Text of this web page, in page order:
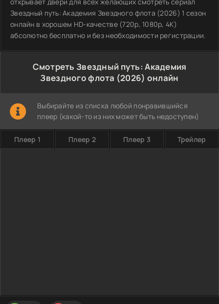
Звездный путь: Академия Звездного флота (2026) 1 сезон
онлайн в хорошем HD-качестве (720p, 1080p, 4K)
абсолютно бесплатно и без необходимости регистрации.
Смотреть Звездный путь: Академия
Звездного флота (2026) онлайн
Выбирайте из списка любой понравившийся
плеер (какой-то из них может быть недоступен)
Плеер 1 Плеер 2 Плеер 3 Трейлер